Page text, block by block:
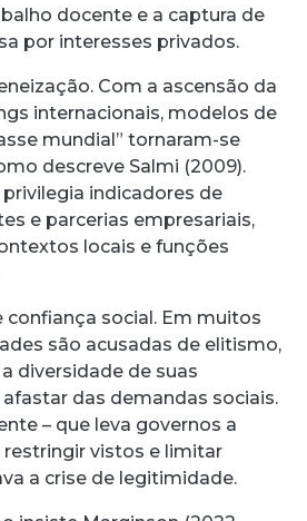
docente e a captura de
por interesses privados.
Com a ascensão da
internacionais, modelos de
mundial” tornaram-se
descreve Salmi (2009).
indicadores de
e parcerias empresariais,
locais e funções
confiança social. Em muitos
são acusadas de elitismo,
diversidade de suas
das demandas sociais.
– que leva governos a
vistos e limitar
a crise de legitimidade.